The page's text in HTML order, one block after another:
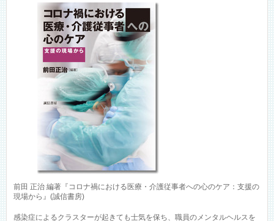
前田 正治 編著『コロナ禍における医療・介護従事者への心のケア：支援の
現場から』(誠信書房)
感染症によるクラスターが起きても士気を保ち、職員のメンタルヘルスを